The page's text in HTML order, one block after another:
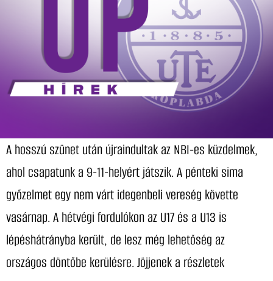
A hosszú szünet után újraindultak az NBI-es küzdelmek,
ahol csapatunk a 9-11-helyért játszik. A pénteki sima
győzelmet egy nem várt idegenbeli vereség követte
vasárnap. A hétvégi fordulókon az U17 és a U13 is
lépéshátrányba került, de lesz még lehetőség az
országos döntőbe kerülésre. Jöjjenek a részletek